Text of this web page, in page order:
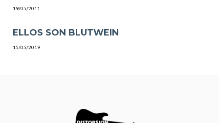
19/05/2011
ELLOS SON BLUTWEIN
15/05/2019